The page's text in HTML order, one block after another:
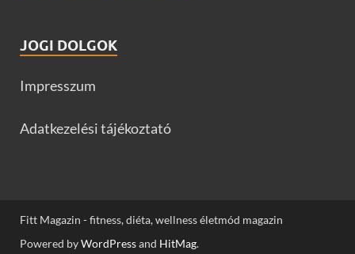
JOGI DOLGOK
Impresszum
Adatkezelési tájékoztató
Fitt Magazin - fitness, diéta, wellness életmód magazin
Powered byWordPressand HitMag.